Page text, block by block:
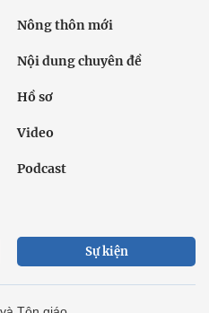
Nông thôn mới
Nội dung chuyên đề
Hồ sơ
Video
Podcast
Sự kiện